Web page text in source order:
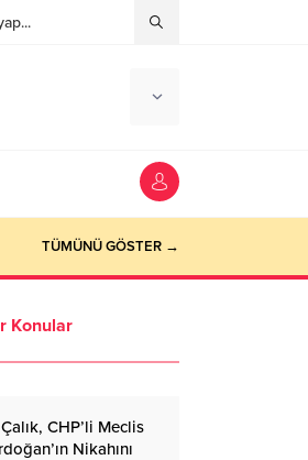
TÜMÜNÜ GÖSTER →
Konular
CHP’li Meclis
Nikahını